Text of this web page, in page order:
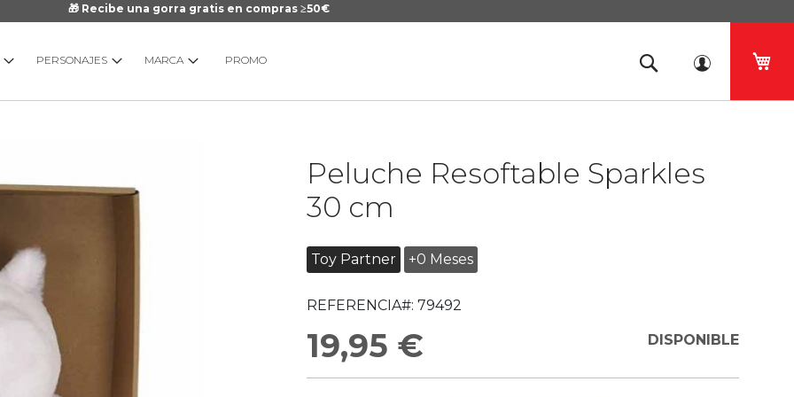
🎁 Recibe una gorra gratis en compras ≥50€
PERSONAJES MARCA PROMO
Peluche Resoftable Sparkles
30 cm
Toy Partner +0 Meses
REFERENCIA#: 79492
19,95 € DISPONIBLE
galería
imágenes